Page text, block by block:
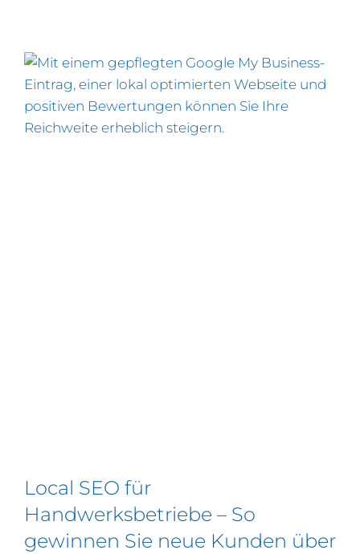
Local SEO für
Handwerksbetriebe – So
gewinnen Sie neue Kunden über